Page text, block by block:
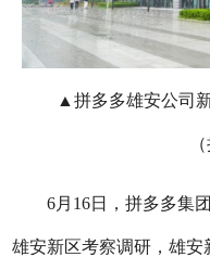
▲拼多多雄安公司
6月16日，拼多多集
雄安新区考察调研 ，雄安